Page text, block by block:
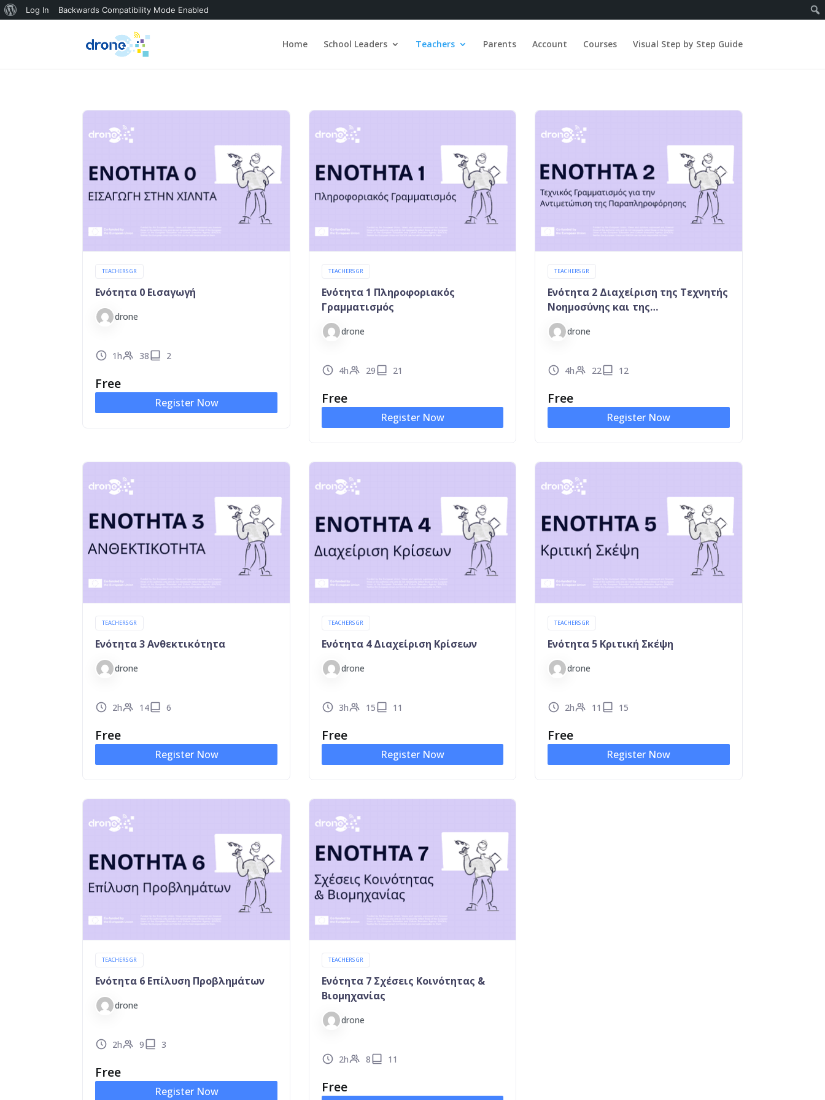
Home School Leaders Teachers Parents Account Courses Visual Step by Step Guide
TEACHERS GR
Ενότητα 0 Εισαγωγή
drone
1h 38 2
Free
Register Now
TEACHERS GR
Ενότητα 1 Πληροφοριακός
Γραμματισμός
drone
4h 29 21
Free
Register Now
TEACHERS GR
Ενότητα 2 Διαχείριση της Τεχνητής
Νοημοσύνης και της
Κυβερνοασφάλειας σε αβέβαιους
καιρούς
drone
4h 22 12
Free
Register Now
TEACHERS GR
Ενότητα 3 Ανθεκτικότητα
drone
2h 14 6
Free
Register Now
TEACHERS GR
Ενότητα 4 Διαχείριση Κρίσεων
drone
3h 15 11
Free
Register Now
TEACHERS GR
Ενότητα 5 Κριτική Σκέψη
drone
2h 11 15
Free
Register Now
TEACHERS GR
Ενότητα 6 Επίλυση Προβλημάτων
drone
2h 9 3
Free
Register Now
TEACHERS GR
Ενότητα 7 Σχέσεις Κοινότητας &
Βιομηχανίας
drone
2h 8 11
Free
About
Log In Backwards Compatibility Mode Enabled